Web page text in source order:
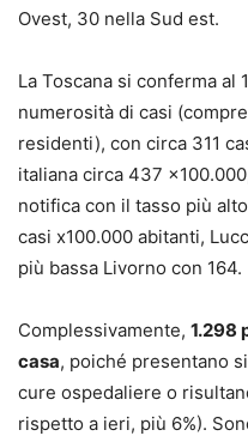
Ovest, 30 nella Sud est.
La Toscana si conferma al
numerosità di casi
residenti), con circa 311
italiana circa 437
notifica con il tasso più
casi x100.000 abitanti,
più bassa Livorno con 164.
Complessivamente, 1.298
casa, poiché presentano
cure ospedaliere o
rispetto a ieri, più 6%).